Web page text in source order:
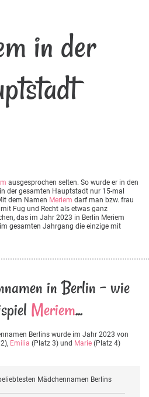
in der
ausgesprochen selten. So wurde er in den
der gesamten Hauptstadt nur 15-mal
dem Namen Meriem darf man bzw. frau
Fug und Recht als etwas ganz
das im Jahr 2023 in Berlin Meriem
gesamten Jahrgang die einzige mit
in Berlin - wie
Meriem...
Berlins wurde im Jahr 2023 von
Emilia (Platz 3) und Marie (Platz 4)
Mädchennamen Berlins